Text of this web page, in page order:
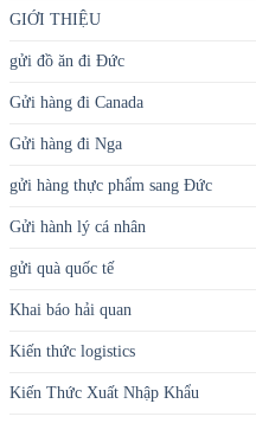
GIỚI THIỆU
gửi đồ ăn đi Đức
Gửi hàng đi Canada
Gửi hàng đi Nga
gửi hàng thực phẩm sang Đức
Gửi hành lý cá nhân
gửi quà quốc tế
Khai báo hải quan
Kiến thức logistics
Kiến Thức Xuất Nhập Khẩu